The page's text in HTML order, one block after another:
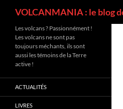
VOLCANMANIA : le blog
Les volcans ? Passionnément !
Les volcans ne sont pas
toujours méchants, ils sont
aussi les témoins de la Terre
active !
ACTUALITÉS
LIVRES